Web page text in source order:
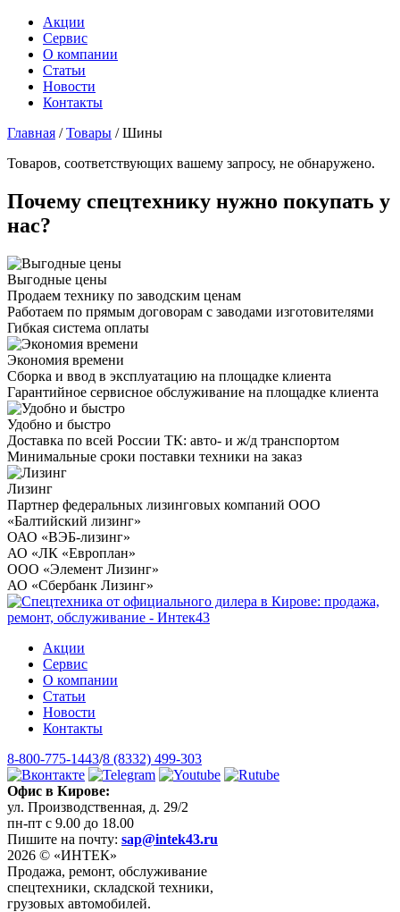
Акции
Сервис
О компании
Статьи
Новости
Контакты
Главная /Товары /Шины
Товаров, соответствующих вашему запросу, не обнаружено.
Почему спецтехнику нужно покупать у
нас?
Выгодные цены
Продаем технику по заводским ценам
Работаем по прямым договорам с заводами изготовителями
Гибкая система оплаты
Экономия времени
Сборка и ввод в эксплуатацию на площадке клиента
Гарантийное сервисное обслуживание на площадке клиента
Удобно и быстро
Доставка по всей России ТК: авто- и ж/д транспортом
Минимальные сроки поставки техники на заказ
Лизинг
Партнер федеральных лизинговых компаний ООО
«Балтийский лизинг»
ОАО «ВЭБ-лизинг»
АО «ЛК «Европлан»
ООО «Элемент Лизинг»
АО «Сбербанк Лизинг»
Акции
Сервис
О компании
Статьи
Новости
Контакты
8-800-775-1443/8 (8332) 499-303
Офис в Кирове:
ул. Производственная, д. 29/2
пн-пт с 9.00 до 18.00
Пишите на почту: sap@intek43.ru
2026 © «ИНТЕК»
Продажа, ремонт, обслуживание
спецтехники, складской техники,
грузовых автомобилей.